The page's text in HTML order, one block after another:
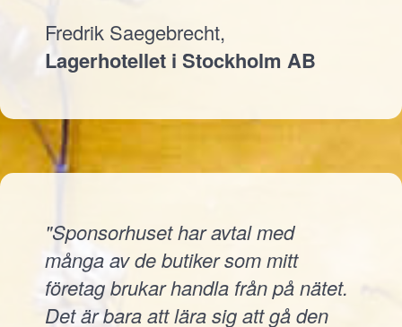
Fredrik Saegebrecht,
Lagerhotellet i Stockholm AB
"Sponsorhuset har avtal med
många av de butiker som mitt
företag brukar handla från på nätet.
Det är bara att lära sig att gå den